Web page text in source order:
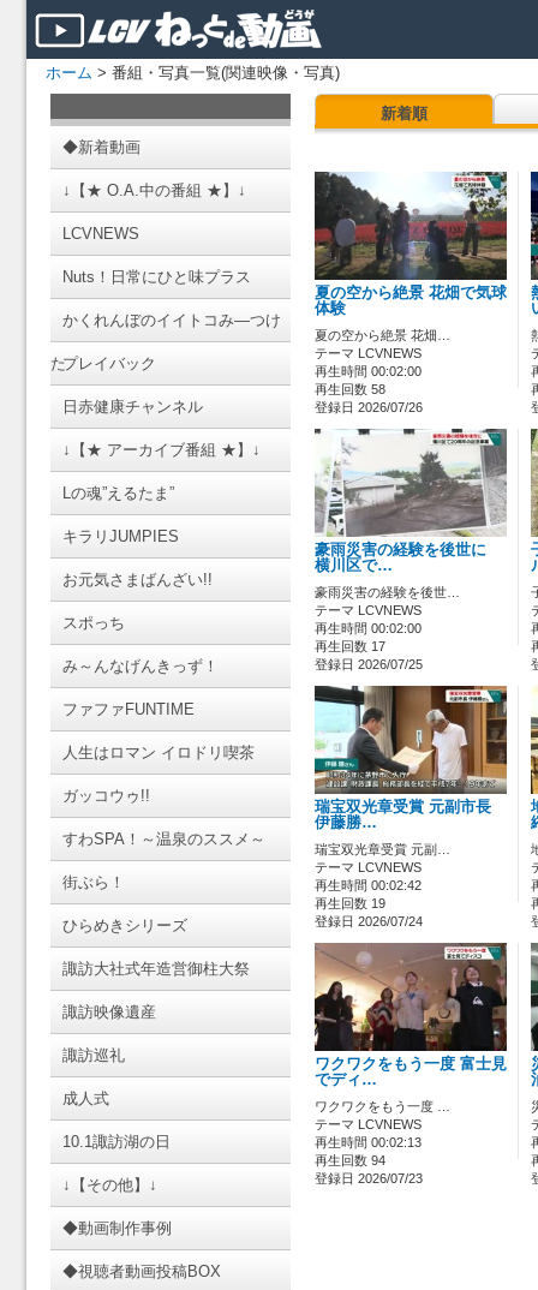
ホーム > 番組・写真一覧(関連映像・写真)
◆新着動画
↓【★ O.A.中の番組 ★】↓
LCVNEWS
Nuts！日常にひと味プラス
かくれんぼのイイトコみ―つけ
たプレイバック
日赤健康チャンネル
↓【★ アーカイブ番組 ★】↓
Lの魂”えるたま”
キラリJUMPIES
お元気さまばんざい!!
スポっち
み～んなげんきっず！
ファファFUNTIME
人生はロマン イロドリ喫茶
ガッコウゥ!!
すわSPA！～温泉のススメ～
街ぶら！
ひらめきシリーズ
諏訪大社式年造営御柱大祭
諏訪映像遺産
諏訪巡礼
成人式
10.1諏訪湖の日
↓【その他】↓
◆動画制作事例
◆視聴者動画投稿BOX
新着順
夏の空から絶景 花畑で気球
体験
夏の空から絶景 花畑…
テーマ LCVNEWS
再生時間 00:02:00
再生回数 58
登録日 2026/07/26
豪雨災害の経験を後世に
横川区で…
豪雨災害の経験を後世…
テーマ LCVNEWS
再生時間 00:02:00
再生回数 17
登録日 2026/07/25
瑞宝双光章受賞 元副市長
伊藤勝…
瑞宝双光章受賞 元副…
テーマ LCVNEWS
再生時間 00:02:42
再生回数 19
登録日 2026/07/24
ワクワクをもう一度 富士見
でディ…
ワクワクをもう一度 …
テーマ LCVNEWS
再生時間 00:02:13
再生回数 94
登録日 2026/07/23